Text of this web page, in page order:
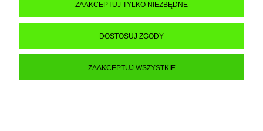
INFORMACJE
ZAAKCEPTUJ TYLKO NIEZBĘDNE
DOSTOSUJ ZGODY
ZAAKCEPTUJ WSZYSTKIE